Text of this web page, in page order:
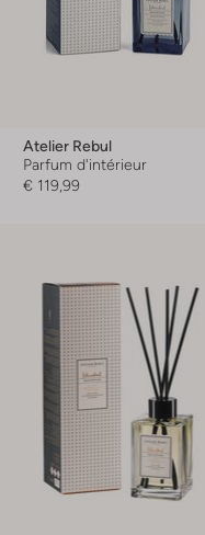
Atelier Rebul
Parfum d'intérieur
€ 119,99